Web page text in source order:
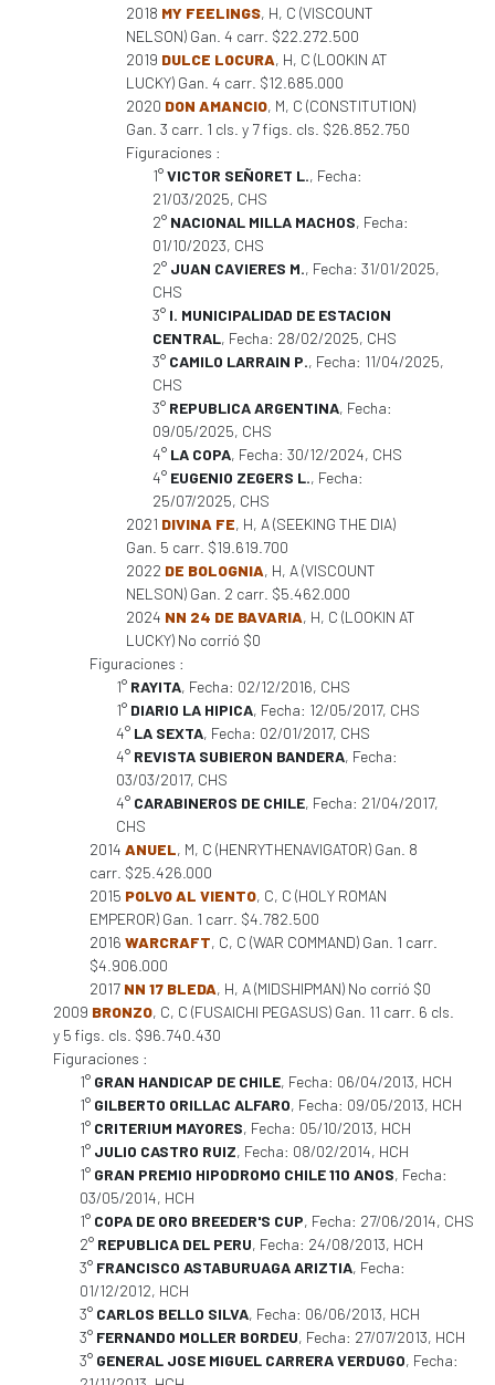
2018 MY FEELINGS, H, C (VISCOUNT
NELSON) Gan. 4 carr. $22.272.500
2019 DULCE LOCURA, H, C (LOOKIN AT
LUCKY) Gan. 4 carr. $12.685.000
2020 DON AMANCIO, M, C (CONSTITUTION)
Gan. 3 carr. 1 cls. y 7 figs. cls. $26.852.750
Figuraciones :
1°VICTOR SEÑORET L., Fecha:
21/03/2025, CHS
2° NACIONAL MILLA MACHOS, Fecha:
01/10/2023, CHS
2° JUAN CAVIERES M., Fecha: 31/01/2025,
CHS
3° I. MUNICIPALIDAD DE ESTACION
CENTRAL, Fecha: 28/02/2025, CHS
3° CAMILO LARRAIN P., Fecha: 11/04/2025,
CHS
3° REPUBLICA ARGENTINA, Fecha:
09/05/2025, CHS
4° LA COPA, Fecha: 30/12/2024, CHS
4° EUGENIO ZEGERS L., Fecha:
25/07/2025, CHS
2021 DIVINA FE, H, A (SEEKING THE DIA)
Gan. 5 carr. $19.619.700
2022 DE BOLOGNIA, H, A (VISCOUNT
NELSON) Gan. 2 carr. $5.462.000
2024 NN 24 DE BAVARIA, H, C (LOOKIN AT
LUCKY) No corrió $0
Figuraciones :
1° RAYITA, Fecha: 02/12/2016, CHS
1° DIARIO LA HIPICA, Fecha: 12/05/2017, CHS
4° LA SEXTA, Fecha: 02/01/2017, CHS
4° REVISTA SUBIERON BANDERA, Fecha:
03/03/2017, CHS
4° CARABINEROS DE CHILE, Fecha: 21/04/2017,
CHS
2014 ANUEL, M, C (HENRYTHENAVIGATOR) Gan. 8
carr. $25.426.000
2015 POLVO AL VIENTO, C, C (HOLY ROMAN
EMPEROR) Gan. 1 carr. $4.782.500
2016 WARCRAFT, C, C (WAR COMMAND) Gan. 1 carr.
$4.906.000
2017 NN 17 BLEDA, H, A (MIDSHIPMAN) No corrió $0
2009 BRONZO, C, C (FUSAICHI PEGASUS) Gan. 11 carr. 6 cls.
y 5 figs. cls. $96.740.430
Figuraciones :
1° GRAN HANDICAP DE CHILE, Fecha: 06/04/2013, HCH
1° GILBERTO ORILLAC ALFARO, Fecha: 09/05/2013, HCH
1° CRITERIUM MAYORES, Fecha: 05/10/2013, HCH
1° JULIO CASTRO RUIZ, Fecha: 08/02/2014, HCH
1° GRAN PREMIO HIPODROMO CHILE 110 ANOS, Fecha:
03/05/2014, HCH
1° COPA DE ORO BREEDER'S CUP, Fecha: 27/06/2014, CHS
2° REPUBLICA DEL PERU, Fecha: 24/08/2013, HCH
3° FRANCISCO ASTABURUAGA ARIZTIA, Fecha:
01/12/2012, HCH
3° CARLOS BELLO SILVA, Fecha: 06/06/2013, HCH
3° FERNANDO MOLLER BORDEU, Fecha: 27/07/2013, HCH
3° GENERAL JOSE MIGUEL CARRERA VERDUGO, Fecha: